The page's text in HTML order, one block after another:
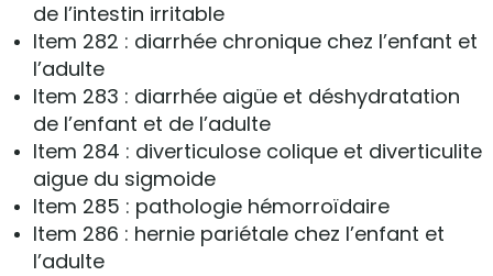
de l’intestin irritable
Item 282 : diarrhée chronique chez l’enfant et
l’adulte
Item 283 : diarrhée aigüe et déshydratation
de l’enfant et de l’adulte
Item 284 : diverticulose colique et diverticulite
aigue du sigmoide
Item 285 : pathologie hémorroïdaire
Item 286 : hernie pariétale chez l’enfant et
l’adulte